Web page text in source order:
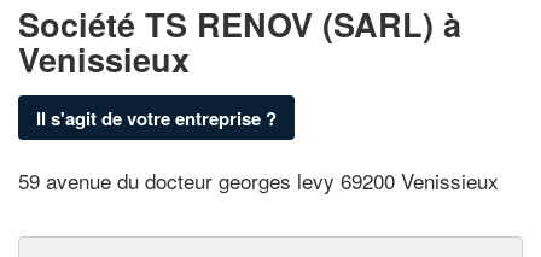
Société TS RENOV (SARL) à
Venissieux
Il s'agit de votre entreprise ?
59 avenue du docteur georges levy 69200 Venissieux